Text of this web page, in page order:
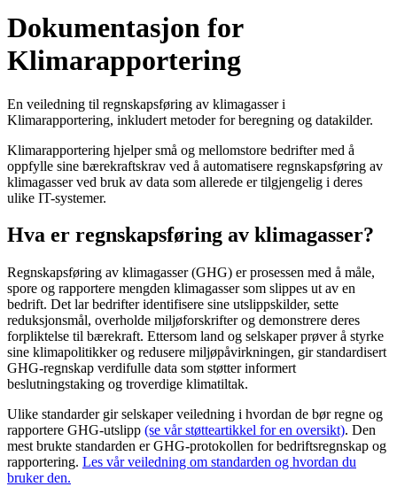
Dokumentasjon for
Klimarapportering
En veiledning til regnskapsføring av klimagasser i
Klimarapportering, inkludert metoder for beregning og datakilder.
Klimarapportering hjelper små og mellomstore bedrifter med å
oppfylle sine bærekraftskrav ved å automatisere regnskapsføring av
klimagasser ved bruk av data som allerede er tilgjengelig i deres
ulike IT-systemer.
Hva er regnskapsføring av klimagasser?
Regnskapsføring av klimagasser (GHG) er prosessen med å måle,
spore og rapportere mengden klimagasser som slippes ut av en
bedrift. Det lar bedrifter identifisere sine utslippskilder, sette
reduksjonsmål, overholde miljøforskrifter og demonstrere deres
forpliktelse til bærekraft. Ettersom land og selskaper prøver å styrke
sine klimapolitikker og redusere miljøpåvirkningen, gir standardisert
GHG-regnskap verdifulle data som støtter informert
beslutningstaking og troverdige klimatiltak.
Ulike standarder gir selskaper veiledning i hvordan de bør regne og
rapportere GHG-utslipp (se vår støtteartikkel for en oversikt). Den
mest brukte standarden er GHG-protokollen for bedriftsregnskap og
rapportering. Les vår veiledning om standarden og hvordan du
bruker den.